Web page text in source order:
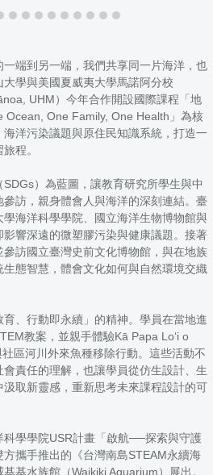
一端到另一端，我們共享同一片海洋，也
學與美國夏威夷大學馬諾阿分校
UHM）今年合作開設國際課程「地
Ocean, One Family, One Health」為核
洋污染議題與原住民知識系統，打造一
程。
）為藍圖，讓教育研究所學生與中
訪，親身體會人與海洋的深刻連結。臺
海洋科學學院、國立海洋生物博物館與
響深遠的微塑膠污染與健康議題。接著
訪國立臺灣史前文化博物館，與在地族
態智慧，體會文化如何與自然環境交織
、行動即永續」的精神。學員在當地進
教案，並親手體驗Kā Papa Loʻi o
區河川外來魚種移除行動。這些活動不
責任的理解，也讓學員從仿生設計、生
取新靈感，重新思考未來課程設計的可
學學院USR計畫「啟航──探索與守護
攜手推出的《台灣南島STEAM永續海
基水族館（Waikiki Aquarium）展出。